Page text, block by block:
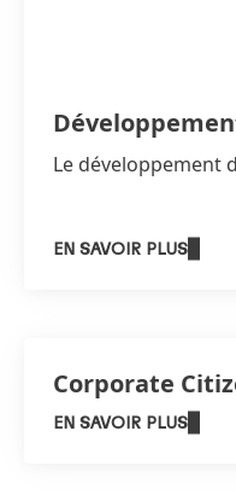
Le développement
EN SAVOIR PLUS
Corporate
EN SAVOIR PLUS